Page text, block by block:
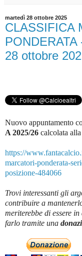
martedì 28 ottobre 2025
CLASSIFICA
28 ottobre
Nuovo appuntamento
A 2025/26 calcolata
https://
marcatori-ponderata-
posizione-484066
Trovi interessanti gli
contribuire a
meriterebbe di essere
farlo tramite una